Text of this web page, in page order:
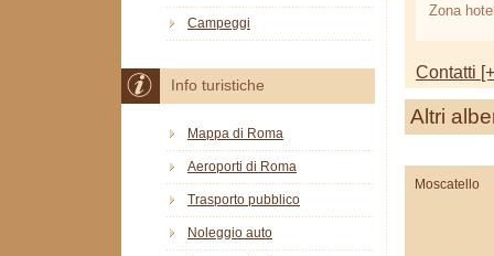
Zona
Contatti
Altri
Moscatello
Campeggi
Info turistiche
Mappa di Roma
Aeroporti di Roma
Trasporto pubblico
Noleggio auto